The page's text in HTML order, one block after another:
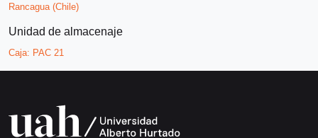
Rancagua (Chile)
Unidad de almacenaje
Caja: PAC 21